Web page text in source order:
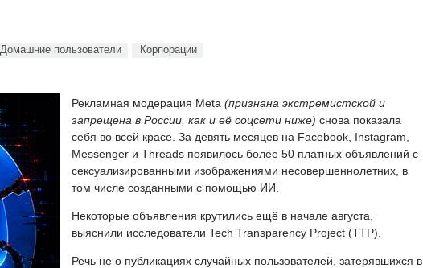
Домашние пользователи Корпорации
Рекламная модерация Meta (признана экстремистской и
запрещена в России, как и её соцсети ниже) снова показала
себя во всей красе. За девять месяцев на Facebook, Instagram,
Messenger и Threads появилось более 50 платных объявлений с
сексуализированными изображениями несовершеннолетних, в
том числе созданными с помощью ИИ.
Некоторые объявления крутились ещё в начале августа,
выяснили исследователи Tech Transparency Project (TTP).
Речь не о публикациях случайных пользователей, затерявшихся в